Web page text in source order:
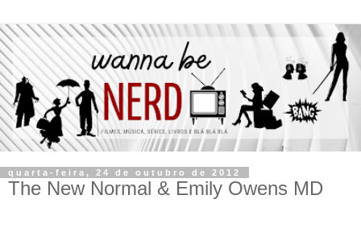
quarta-feira, 24 de outubro de 2012
The New Normal & Emily Owens MD